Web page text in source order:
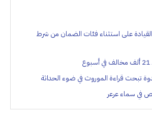
على استثناء فئات الضمان من شرط
تبحث قراءة الموروث في ضوء الحداثة
في سماء عرعر